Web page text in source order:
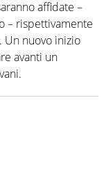
affidate –
– rispettivamente
. Un nuovo inizio
avanti un